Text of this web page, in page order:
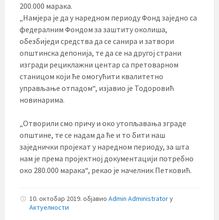
200.000 марака.
„Намјера је да у наредном периоду Фонд заједно са
федералним Фондом за заштиту околиша,
обезбиједи средства да се санира и затвори
општинска депонија, те да се на другој страни
изгради рециклажни центар са претоварном
станицом који ће омогућити квалитетно
управљање отпадом“, изјавио је Тодоровић
новинарима.
„Отворили смо причу и око утопљавања зграде
општине, те се надам да ће и то бити наш
заједнички пројекат у наредном периоду, за шта
нам је према пројектној документацији потребно
око 280.000 марака“, рекао је начелник Петковић.
10. октобар 2019. објавио Admin Administratorу
Актуелности